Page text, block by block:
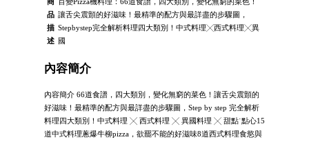
品
描
述
讓舌尖震顫的好滋味！最精準的配方與最詳盡的步驟圖，
Stepbystep完全解析料理四大類別！中式料理╳西式料理╳異
國
內容簡介
內容簡介 66道食譜，四大類別，變化無窮的菜色！讓舌尖震顫的
好滋味！最精準的配方與最詳盡的步驟圖，Step by step 完全解析
料理四大類別！中式料理 ╳ 西式料理 ╳ 異國料理 ╳ 甜點˙點心15
道中式料理蔥爆牛柳pizza，欲罷不能的好滋味8道西式料理食慾與